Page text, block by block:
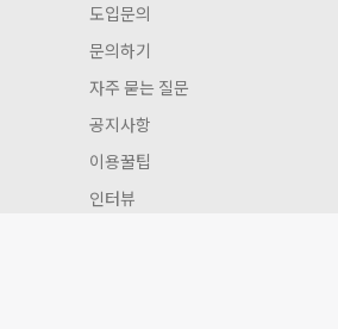
도입문의
문의하기
자주 묻는 질문
공지사항
이용꿀팁
인터뷰